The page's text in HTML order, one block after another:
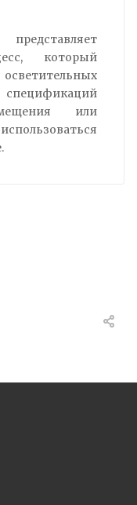
представляет
который
или